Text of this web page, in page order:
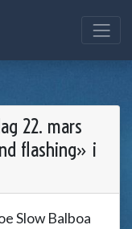
22. mars
flashing» i
Slow Balboa